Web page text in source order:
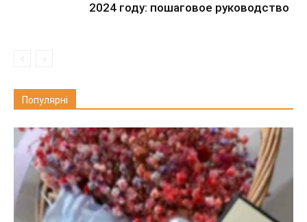
2024 году: пошаговое руководство
Популярні